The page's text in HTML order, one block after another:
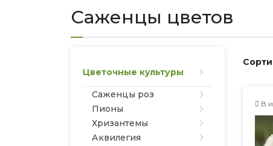
Саженцы цветов
Цветочные культуры
Саженцы роз
Пионы
Хризантемы
Аквилегия
В